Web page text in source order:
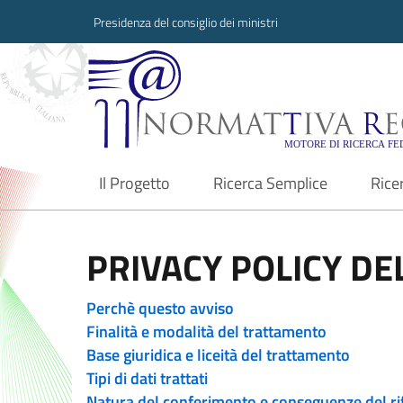
Presidenza del consiglio dei ministri
Normattiva
Il Progetto
current Ricerca Semplice
PRIVACY POLICY
Perchè questo avviso
Finalità e modalità del trattamento
Base giuridica e liceità del trattamento
Tipi di dati trattati